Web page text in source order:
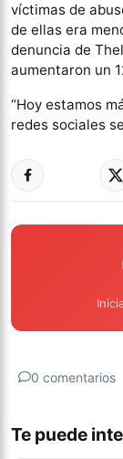
víctimas de
de ellas era
denuncia de
aumentaron un
“Hoy estamos
redes sociales
0 comentarios
Te puede